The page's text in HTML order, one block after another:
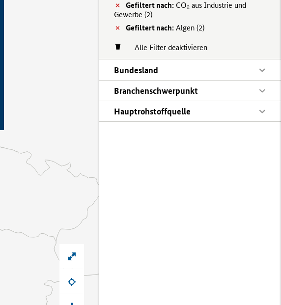
Gefiltert nach: CO₂ aus Industrie und
Gewerbe (2)
Gefiltert nach: Algen (2)
Alle Filter deaktivieren
Bundesland
Branchenschwerpunkt
Hauptrohstoffquelle